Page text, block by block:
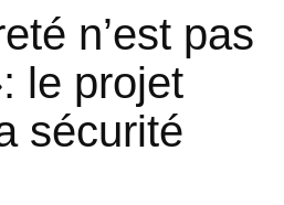
n’est pas
le projet
sécurité